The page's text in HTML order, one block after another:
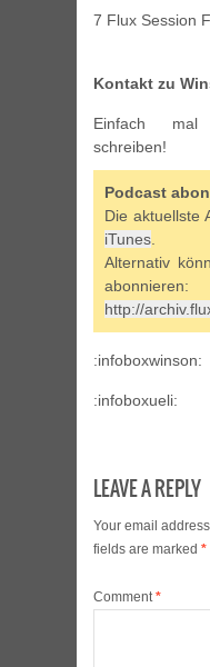
7 Flux Session
Kontakt zu
Einfach
schreiben!
Podcast
Die aktuellste
iTunes.
Alternativ
abonnieren:
http://
:infoboxwinson:
:infoboxueli:
LEAVE A REPLY
Your email
fields are marked *
Comment*